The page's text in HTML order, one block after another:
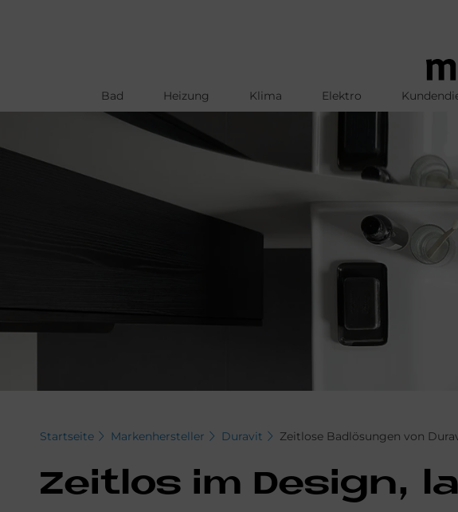
Bad Heizung Klima Elektro
Startseite Markenhersteller Duravit Zeitlose Badlösungen von
Zeit­los im De­sign,